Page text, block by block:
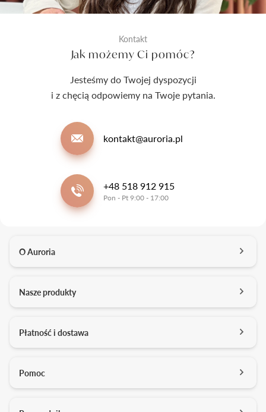
Kontakt
Jak możemy Ci pomóc?
Jesteśmy do Twojej dyspozycji
i z chęcią odpowiemy na Twoje pytania.
kontakt@auroria.pl
+48 518 912 915
Pon - Pt 9:00 - 17:00
O Auroria
Kontakt
Kariera
Studio projektowe
Nasze produkty
Obrączki ślubne
Usługi dodatkowe
Płatność i dostawa
Formy płatności
Pomoc